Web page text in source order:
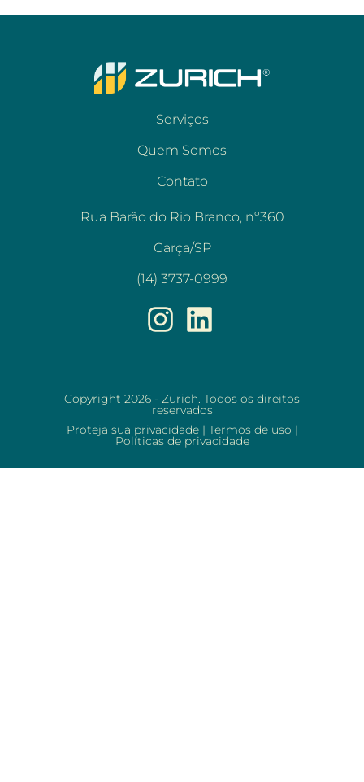
Serviços
Quem Somos
Contato
Rua Barão do Rio Branco, nº360
Garça/SP
(14) 3737-0999
Copyright 2026 - Zurich. Todos os direitos
reservados
Proteja sua privacidade | Termos de uso |
Políticas de privacidade